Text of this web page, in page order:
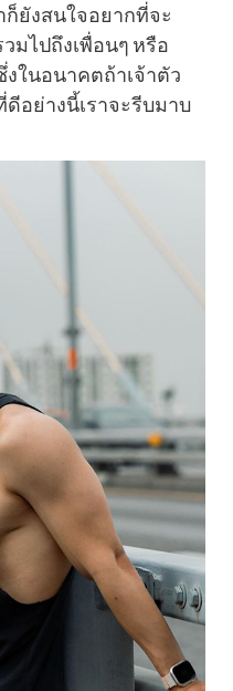
ก็ยังสนใจอยากที่จะ
มไปถึงเพื่อนๆ หรือ
ในอนาคตถ้าเจ้าตัว
อย่างนี้เราจะรีบมาบ